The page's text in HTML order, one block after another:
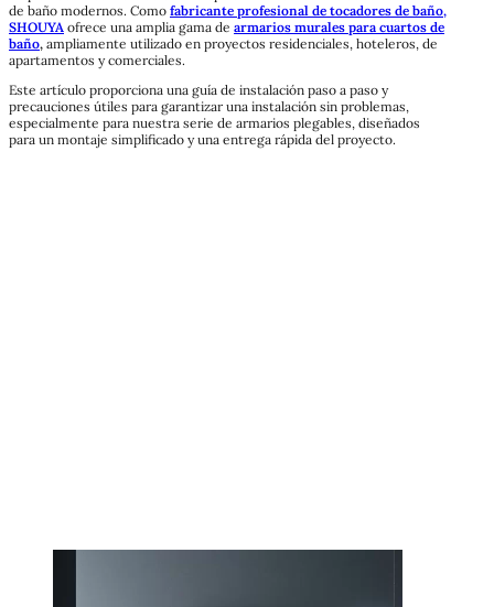
de baño modernos. Como fabricante profesional de tocadores de baño,
SHOUYA ofrece una amplia gama de armarios murales para cuartos de
baño, ampliamente utilizado en proyectos residenciales, hoteleros, de
apartamentos y comerciales.
Este artículo proporciona una guía de instalación paso a paso y
precauciones útiles para garantizar una instalación sin problemas,
especialmente para nuestra serie de armarios plegables, diseñados
para un montaje simplificado y una entrega rápida del proyecto.